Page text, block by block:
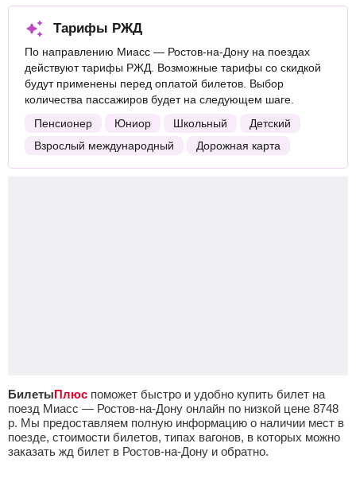
Тарифы РЖД
По направлению Миасс — Ростов-на-Дону на поездах
действуют тарифы РЖД. Возможные тарифы со скидкой
будут применены перед оплатой билетов. Выбор
количества пассажиров будет на следующем шаге.
Пенсионер
Юниор Школьный
Детский
Взрослый международный
Дорожная карта
БилетыПлюс поможет быстро и удобно купить билет на
поезд Миасс — Ростов-на-Дону онлайн по низкой цене 8748
р. Мы предоставляем полную информацию о наличии мест в
поезде, стоимости билетов, типах вагонов, в которых можно
заказать жд билет в Ростов-на-Дону и обратно.